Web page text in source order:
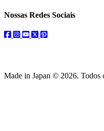
Nossas Redes Sociais
facebook
instagram
youtube
twitterpinterest
Made in Japan © 2026. Todos